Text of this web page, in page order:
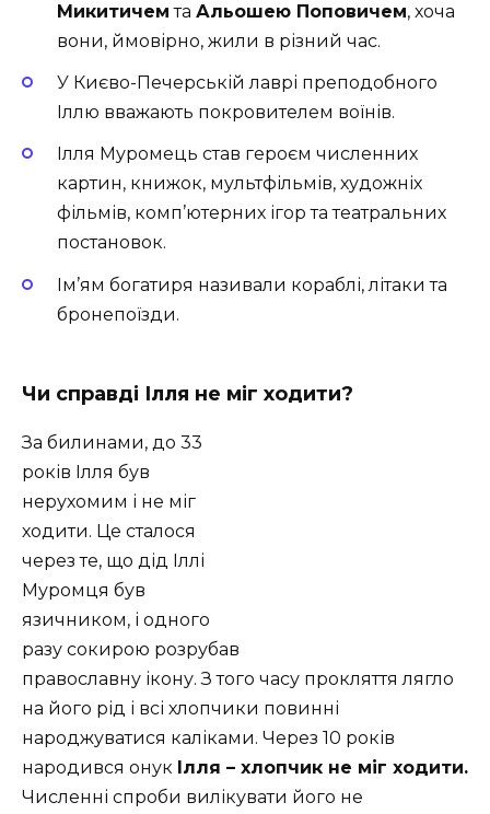
Микитичем та Альошею Поповичем, хоча
вони, ймовірно, жили в різний час.
У Києво-Печерській лаврі преподобного
Іллю вважають покровителем воїнів.
Ілля Муромець став героєм численних
картин, книжок, мультфільмів, художніх
фільмів, комп’ютерних ігор та театральних
постановок.
Ім’ям богатиря називали кораблі, літаки та
бронепоїзди.
Чи справді Ілля не міг ходити?
За билинами, до 33
років Ілля був
нерухомим і не міг
ходити. Це сталося
через те, що дід Іллі
Муромця був
язичником, і одного
разу сокирою розрубав
православну ікону. З того часу прокляття лягло
на його рід і всі хлопчики повинні
народжуватися каліками. Через 10 років
народився онук Ілля – хлопчик не міг ходити.
Численні спроби вилікувати його не